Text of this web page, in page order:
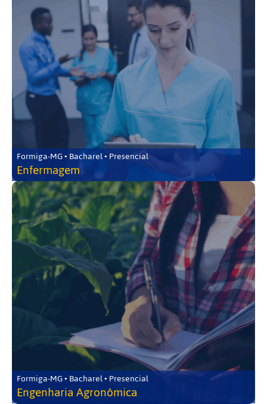
Formiga-MG • Bacharel • Presencial
Enfermagem
Formiga-MG • Bacharel • Presencial
Engenharia Agronômica